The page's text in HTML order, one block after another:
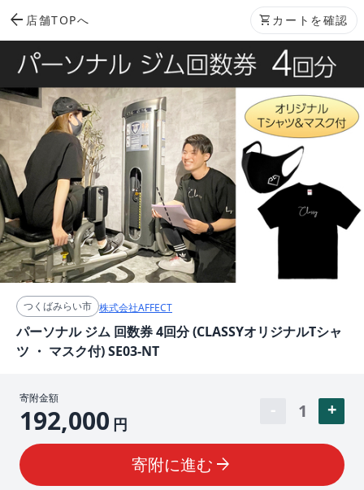
arrow_back 店舗TOPへ shopping_cart カートを確認
つくばみらい市 株式会社AFFECT
パーソナル ジム 回数券 4回分 (CLASSYオリジナルTシャ
ツ ・ マスク付) SE03-NT
寄附金額
192,000 円
1
寄附に進む arrow_forward